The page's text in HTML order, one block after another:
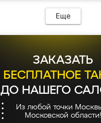
Еще
ЗАКАЗАТЬ
БЕСПЛАТНОЕ
ДО НАШЕГО
Из любой точки
Московской области!